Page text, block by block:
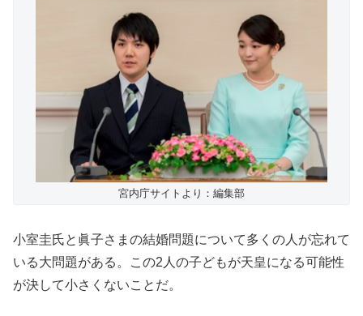
宮内庁サイトより：編集部
小室圭氏と眞子さまの結婚問題について多くの人が忘れて
いる大問題がある。この2人の子どもが天皇になる可能性
が決して小さくないことだ。